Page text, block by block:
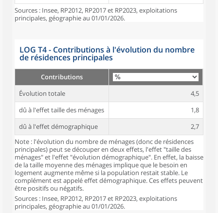
Sources : Insee, RP2012, RP2017 et RP2023, exploitations
principales, géographie au 01/01/2026.
LOG T4 - Contributions à l'évolution du nombre
de résidences principales
Contributions
Évolution totale
4,5
dû à l'effet taille des ménages
1,8
dû à l'effet démographique
2,7
Note : l'évolution du nombre de ménages (donc de résidences
principales) peut se découper en deux effets, l'effet "taille des
ménages" et l'effet "évolution démographique". En effet, la baisse
de la taille moyenne des ménages implique que le besoin en
logement augmente même si la population restait stable. Le
complément est appelé effet démographique. Ces effets peuvent
être positifs ou négatifs.
Sources : Insee, RP2012, RP2017 et RP2023, exploitations
principales, géographie au 01/01/2026.